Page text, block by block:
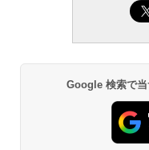
Google 検索で当